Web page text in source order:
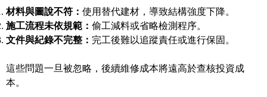
材料與圖說不符： 使用替代建材，導致結構強度下降。
施工流程未依規範： 偷工減料或省略檢測程序。
文件與紀錄不完整： 完工後難以追蹤責任或進行保固。
這些問題一旦被忽略，後續維修成本將遠高於查核投資成
本。